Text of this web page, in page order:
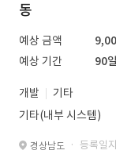
동
예상 금액
예상 기간
90일
개발
기타
기타(내부 시스템)
경상남도 · 등록일